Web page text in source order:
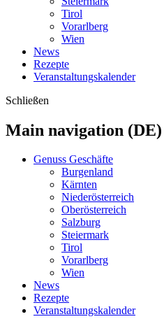
Tirol
Vorarlberg
Wien
News
Rezepte
Veranstaltungskalender
Schließen
Main navigation (DE)
Genuss Geschäfte
Burgenland
Kärnten
Niederösterreich
Oberösterreich
Salzburg
Steiermark
Tirol
Vorarlberg
Wien
News
Rezepte
Veranstaltungskalender